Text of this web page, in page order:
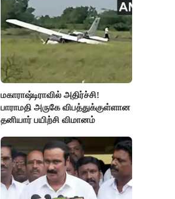
மகாராஷ்டிராவில் அதிர்ச்சி!
பாராமதி அருகே விபத்துக்குள்ளான
தனியார் பயிற்சி விமானம்